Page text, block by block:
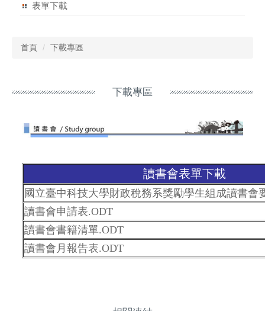
表單下載
首頁 下載專區
下載專區
讀書會表單下載
國立臺中科技大學財政稅務系獎勵學生組成讀書會
讀書會申請表.ODT
讀書會書籍清單.ODT
讀書會月報告表.ODT